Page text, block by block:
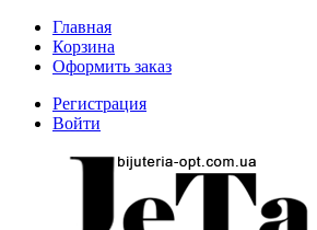
Главная
Корзина
Оформить заказ
Регистрация
Войти